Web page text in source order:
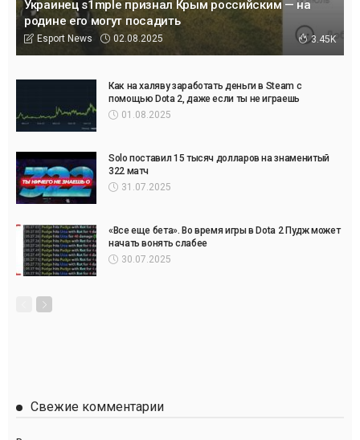
Украинец s1mple признал Крым российским — на
родине его могут посадить
Esport News 02.08.2025 3.45K
Как на халяву заработать деньги в Steam с
помощью Dota 2, даже если ты не играешь
01.08.2025
Solo поставил 15 тысяч долларов на знаменитый
322 матч
31.07.2025
«Все еще бета». Во время игры в Dota 2 Пудж может
начать вонять слабее
30.07.2025
Свежие комментарии